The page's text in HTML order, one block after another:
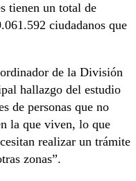
tienen un total de
ciudadanos que
de la División
hallazgo del estudio
de personas que no
la que viven, lo que
realizar un trámite
zonas”.